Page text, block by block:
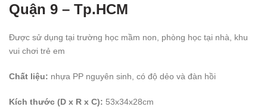
Quận 9 – Tp.HCM
Được sử dụng tại trường học mầm non, phòng học tại nhà, khu
vui chơi trẻ em
Chất liệu: nhựa PP nguyên sinh, có độ dẻo và đàn hồi
Kích thước (D x R x C): 53x34x28cm